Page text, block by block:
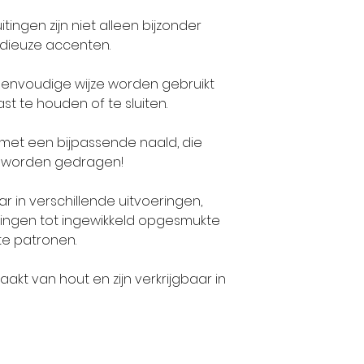
zijn niet alleen bijzonder
accenten.
wijze worden gebruikt
te houden of te sluiten.
een bijpassende naald, die
gedragen!
in verschillende uitvoeringen,
tot ingewikkeld opgesmukte
patronen.
van hout en zijn verkrijgbaar in